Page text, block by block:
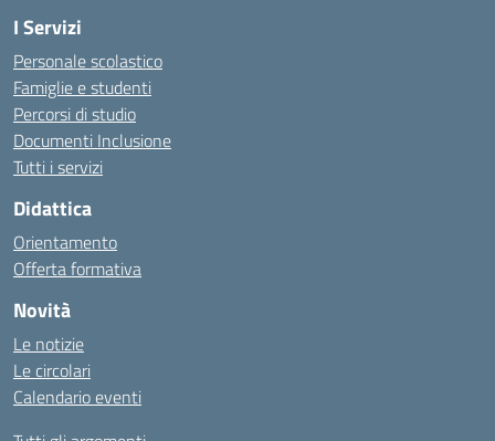
I Servizi
Personale scolastico
Famiglie e studenti
Percorsi di studio
Documenti Inclusione
Tutti i servizi
Didattica
Orientamento
Offerta formativa
Novità
Le notizie
Le circolari
Calendario eventi